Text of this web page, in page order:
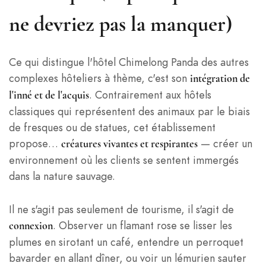
ne devriez pas la manquer)
Ce qui distingue l'hôtel Chimelong Panda des autres
complexes hôteliers à thème, c'est son intégration de
l'inné et de l'acquis. Contrairement aux hôtels
classiques qui représentent des animaux par le biais
de fresques ou de statues, cet établissement
propose… créatures vivantes et respirantes — créer un
environnement où les clients se sentent immergés
dans la nature sauvage.
Il ne s'agit pas seulement de tourisme, il s'agit de
connexion. Observer un flamant rose se lisser les
plumes en sirotant un café, entendre un perroquet
bavarder en allant dîner, ou voir un lémurien sauter